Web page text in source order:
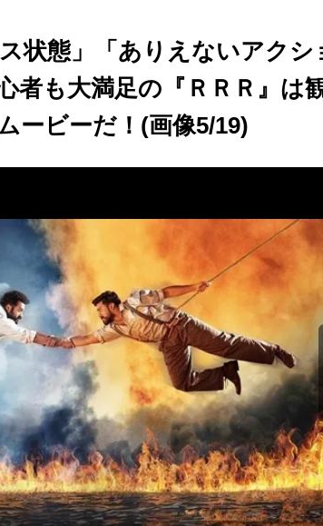
状態」「ありえないアクシ
者も大満足の『ＲＲＲ』は
ービーだ！(画像5/19)